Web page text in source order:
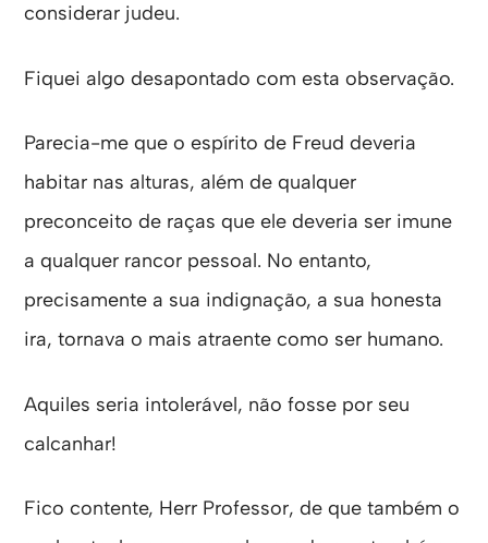
considerar judeu.
Fiquei algo desapontado com esta observação.
Parecia-me que o espírito de Freud deveria
habitar nas alturas, além de qualquer
preconceito de raças que ele deveria ser imune
a qualquer rancor pessoal. No entanto,
precisamente a sua indignação, a sua honesta
ira, tornava o mais atraente como ser humano.
Aquiles seria intolerável, não fosse por seu
calcanhar!
Fico contente, Herr Professor, de que também o